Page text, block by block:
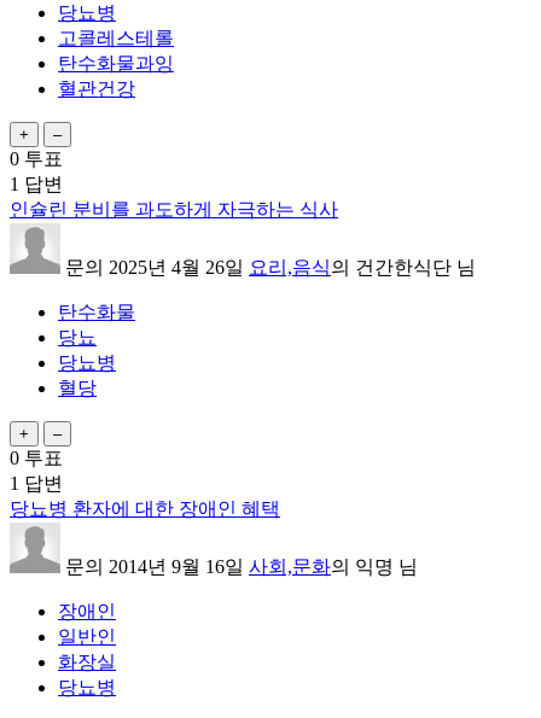
당뇨병
고콜레스테롤
탄수화물과잉
혈관건강
0 투표
1 답변
인슐린 분비를 과도하게 자극하는 식사
문의 2025년 4월 26일 요리,음식의 건간한식단 님
탄수화물
당뇨
당뇨병
혈당
0 투표
1 답변
당뇨병 환자에 대한 장애인 혜택
문의 2014년 9월 16일 사회,문화의 익명 님
장애인
일반인
화장실
당뇨병